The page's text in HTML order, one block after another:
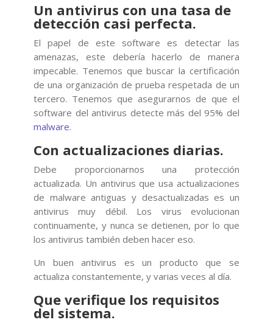
Un antivirus con una tasa de
detección casi perfecta.
El papel de este software es detectar las
amenazas, este debería hacerlo de manera
impecable. Tenemos que buscar la certificación
de una organización de prueba respetada de un
tercero. Tenemos que asegurarnos de que el
software del antivirus detecte más del 95% del
malware.
Con actualizaciones diarias.
Debe proporcionarnos una protección
actualizada. Un antivirus que usa actualizaciones
de malware antiguas y desactualizadas es un
antivirus muy débil. Los virus evolucionan
continuamente, y nunca se detienen, por lo que
los antivirus también deben hacer eso.
Un buen antivirus es un producto que se
actualiza constantemente, y varias veces al día.
Que verifique los requisitos
del sistema.